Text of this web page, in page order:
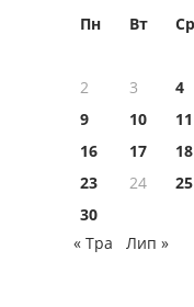
Пн Вт Ср
2
3 4
9
10 11
16
17 18
23
24 25
30
« Тра
Лип »